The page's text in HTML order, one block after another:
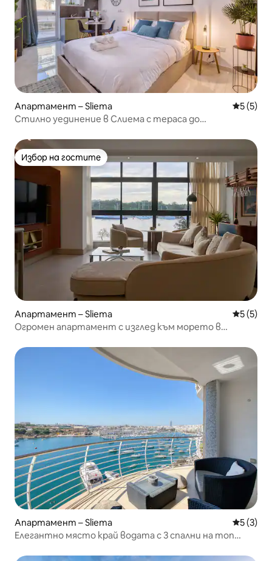
Апартамент – Sliema Средна
5 (5)
Стилно уединение в Слиема с тераса до
Избор на гостите
Избор на гостите
Апартамент – Sliema Средна
5 (5)
Огромен апартамент с изглед към морето в
Апартамент – Sliema Средна
5 (3)
Елегантно място край водата с 3 спални на топ